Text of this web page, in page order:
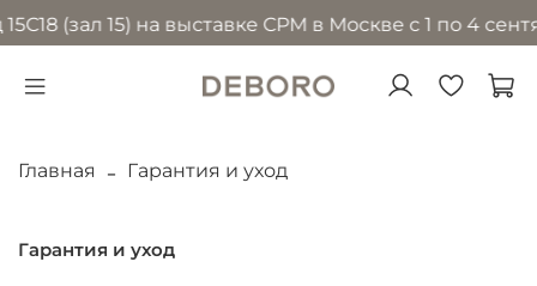
(зал 15) на выставке CPM в Москве с 1 по 4
Главная Гарантия и уход
Гарантия и уход